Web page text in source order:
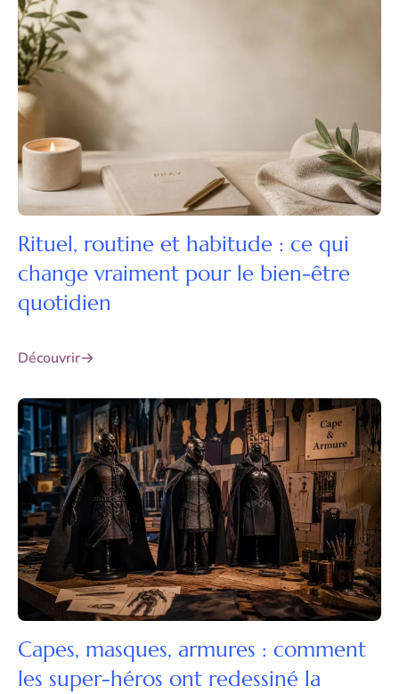
Rituel, routine et habitude : ce qui
change vraiment pour le bien-être
quotidien
Découvrir
Capes, masques, armures : comment
les super-héros ont redessiné la